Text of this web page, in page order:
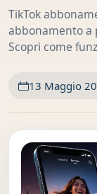
TikTok
abbonamento a
Scopri come
13 Maggio